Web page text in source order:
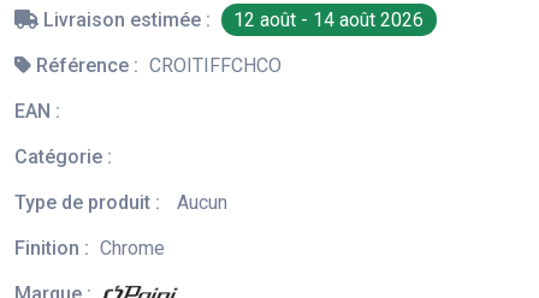
Livraison estimée :
12 août - 14 août 2026
Référence : CROITIFFCHCO
EAN :
Catégorie :
Type de produit :
Aucun
Finition : Chrome
Marque :